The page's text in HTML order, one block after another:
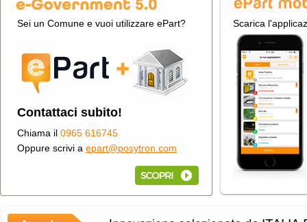
Sei un Comune e vuoi utilizzare ePart?
Contattaci subito!
Chiama il 0965 616745
Oppure scrivi a epart@posytron.com
Scarica